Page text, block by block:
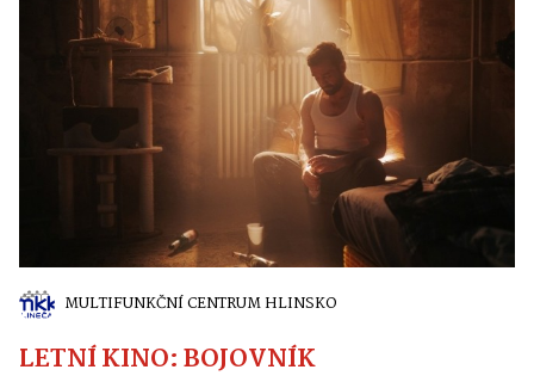
MULTIFUNKČNÍ CENTRUM HLINSKO
LETNÍ KINO: BOJOVNÍK